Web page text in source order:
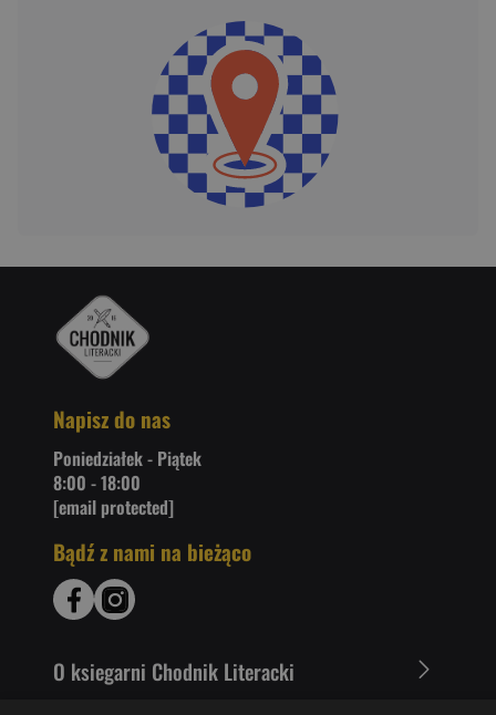
Napisz do nas
Poniedziałek - Piątek
8:00 - 18:00
[email protected]
Bądź z nami na bieżąco
O ksiegarni Chodnik Literacki